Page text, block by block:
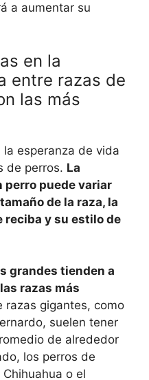
a aumentar su
en la
entre razas de
las más
esperanza de vida
de perros. La
perro puede variar
de la raza, la
reciba y su estilo de
grandes tienden a
razas más
razas gigantes, como
suelen tener
de alrededor
los perros de
o el